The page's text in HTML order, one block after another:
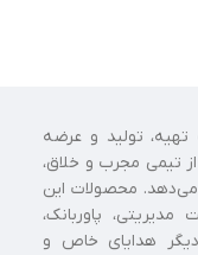
تولید و عرضه
تیمی مجرب و خلاق،
می‌دهد. محصولات این
پاوربانک،
هدایای خاص و